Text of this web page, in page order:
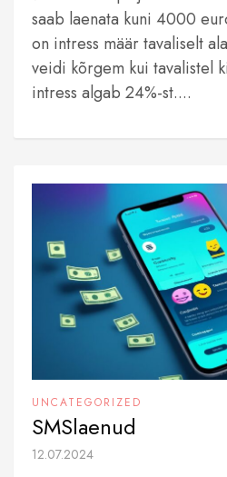
saab laenata kuni 4000
on intress määr tavaliselt
veidi kõrgem kui tavalistel
intress algab 24%-st....
UNCATEGORIZED
SMSlaenud
12.07.2024